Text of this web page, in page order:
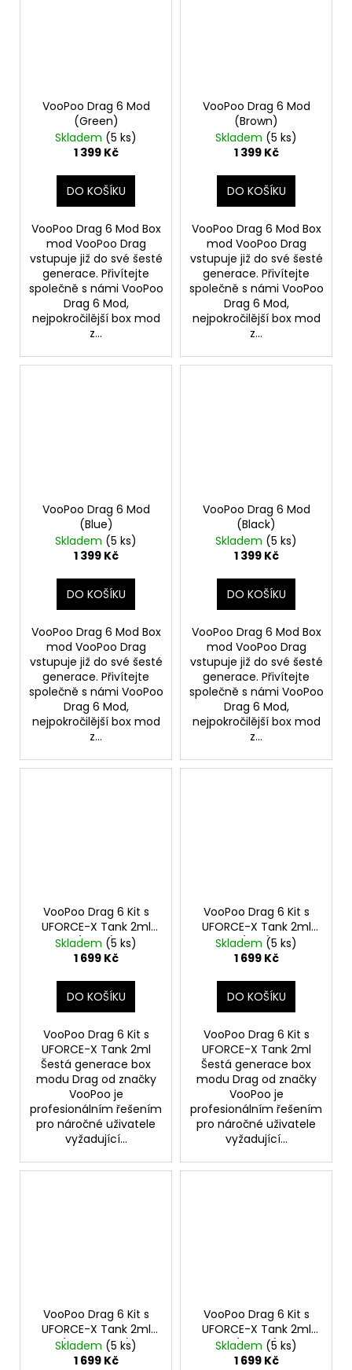
VooPoo Drag 6 Mod
(Green)
Skladem (5 ks)
1 399 Kč
DO KOŠÍKU
VooPoo Drag 6 Mod Box
mod VooPoo Drag
vstupuje již do své šesté
generace. Přivítejte
společně s námi VooPoo
Drag 6 Mod,
nejpokročilější box mod
z...
VooPoo Drag 6 Mod
(Brown)
Skladem (5 ks)
1 399 Kč
DO KOŠÍKU
VooPoo Drag 6 Mod Box
mod VooPoo Drag
vstupuje již do své šesté
generace. Přivítejte
společně s námi VooPoo
Drag 6 Mod,
nejpokročilější box mod
z...
VooPoo Drag 6 Mod
(Blue)
Skladem (5 ks)
1 399 Kč
DO KOŠÍKU
VooPoo Drag 6 Mod Box
mod VooPoo Drag
vstupuje již do své šesté
generace. Přivítejte
společně s námi VooPoo
Drag 6 Mod,
nejpokročilější box mod
z...
VooPoo Drag 6 Mod
(Black)
Skladem (5 ks)
1 399 Kč
DO KOŠÍKU
VooPoo Drag 6 Mod Box
mod VooPoo Drag
vstupuje již do své šesté
generace. Přivítejte
společně s námi VooPoo
Drag 6 Mod,
nejpokročilější box mod
z...
VooPoo Drag 6 Kit s
UFORCE-X Tank 2ml
(Silver)
Skladem (5 ks)
1 699 Kč
DO KOŠÍKU
VooPoo Drag 6 Kit s
UFORCE-X Tank 2ml
Šestá generace box
modu Drag od značky
VooPoo je
profesionálním řešením
pro náročné uživatele
vyžadující...
VooPoo Drag 6 Kit s
UFORCE-X Tank 2ml
(Red)
Skladem (5 ks)
1 699 Kč
DO KOŠÍKU
VooPoo Drag 6 Kit s
UFORCE-X Tank 2ml
Šestá generace box
modu Drag od značky
VooPoo je
profesionálním řešením
pro náročné uživatele
vyžadující...
VooPoo Drag 6 Kit s
UFORCE-X Tank 2ml
(Metal Gray)
Skladem (5 ks)
1 699 Kč
VooPoo Drag 6 Kit s
UFORCE-X Tank 2ml
(Green)
Skladem (5 ks)
1 699 Kč